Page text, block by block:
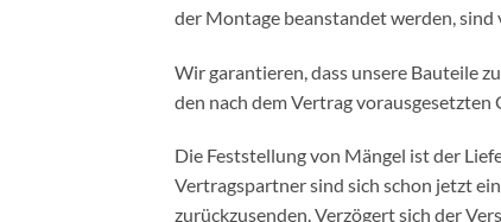
der Montage beanstandet werden, sind
Wir garantieren, dass unsere Bauteile
den nach dem Vertrag vorausgesetzten
Die Feststellung von Mängel ist der
Vertragspartner sind sich schon jetzt
zurückzusenden. Verzögert sich der